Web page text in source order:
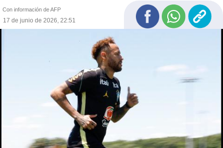
Con información de AFP
17 de junio de 2026, 22:51